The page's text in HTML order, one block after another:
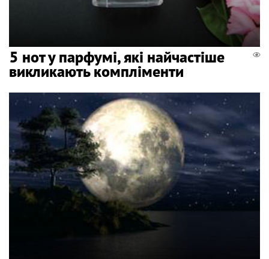
5 нот у парфумі, які найчастіше
викликають компліменти